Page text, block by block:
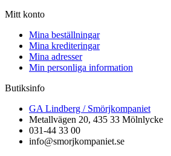
Mitt konto
Mina beställningar
Mina krediteringar
Mina adresser
Min personliga information
Butiksinfo
GA Lindberg / Smörjkompaniet
Metallvägen 20, 435 33 Mölnlycke
031-44 33 00
info@smorjkompaniet.se